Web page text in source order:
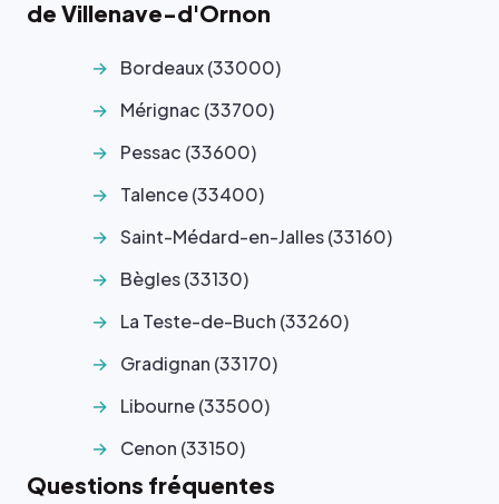
de Villenave-d'Ornon
Bordeaux (33000)
Mérignac (33700)
Pessac (33600)
Talence (33400)
Saint-Médard-en-Jalles (33160)
Bègles (33130)
La Teste-de-Buch (33260)
Gradignan (33170)
Libourne (33500)
Cenon (33150)
Questions fréquentes